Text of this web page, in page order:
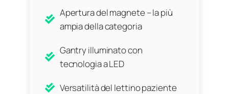
Apertura del magnete – la più
ampia della categoria
Gantry illuminato con
tecnologia a LED
Versatilità del lettino paziente